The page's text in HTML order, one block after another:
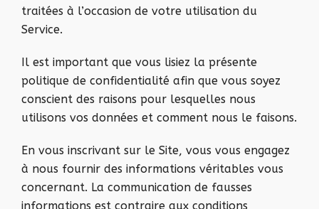
traitées à l’occasion de votre utilisation du
Service.
Il est important que vous lisiez la présente
politique de confidentialité afin que vous soyez
conscient des raisons pour lesquelles nous
utilisons vos données et comment nous le faisons.
En vous inscrivant sur le Site, vous vous engagez
à nous fournir des informations véritables vous
concernant. La communication de fausses
informations est contraire aux conditions